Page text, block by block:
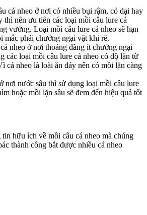
cá nheo ở nơi có nhiều bụi rậm, cỏ dại hay
thì nên ưu tiên các loại mồi câu lure cá
vướng. Loại mồi câu lure cá nheo sẽ hạn
mắc phải chướng ngại vật khi rê.
nheo ở nơi thoáng đãng ít chướng ngại
các loại mồi câu lure cá nheo có độ lặn từ
cá nheo là loài ăn đáy nên có mồi lặn càng
nơi nước sâu thì sử dụng loại mồi câu lure
hoặc mồi lặn sâu sẽ đem đến hiệu quả tốt
hữu ích về mồi câu cá nheo mà chúng
thành công bắt được nhiều cá nheo